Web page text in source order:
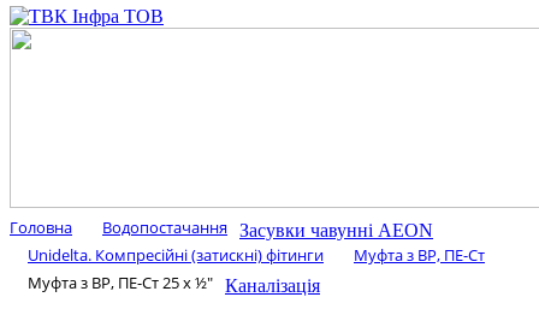
Головна
Водопостачання
Unidelta. Компресійні (затискні) фітинги
Муфта з ВР, ПЕ-Ст
Муфта з ВР, ПЕ-Ст 25 х ½″
Засувки чавунні AEON
Каналізація